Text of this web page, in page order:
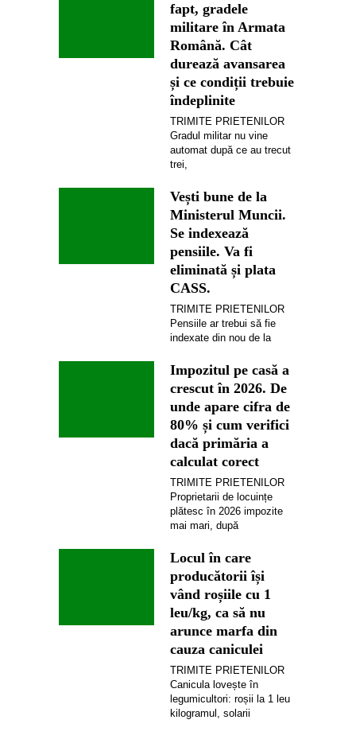
fapt, gradele
militare în Armata
Română. Cât
durează avansarea
și ce condiții trebuie
îndeplinite
TRIMITE PRIETENILOR
Gradul militar nu vine
automat după ce au trecut
trei,
Vești bune de la
Ministerul Muncii.
Se indexează
pensiile. Va fi
eliminată și plata
CASS.
TRIMITE PRIETENILOR
Pensiile ar trebui să fie
indexate din nou de la
Impozitul pe casă a
crescut în 2026. De
unde apare cifra de
80% și cum verifici
dacă primăria a
calculat corect
TRIMITE PRIETENILOR
Proprietarii de locuințe
plătesc în 2026 impozite
mai mari, după
Locul în care
producătorii își
vând roșiile cu 1
leu/kg, ca să nu
arunce marfa din
cauza caniculei
TRIMITE PRIETENILOR
Canicula lovește în
legumicultori: roșii la 1 leu
kilogramul, solarii